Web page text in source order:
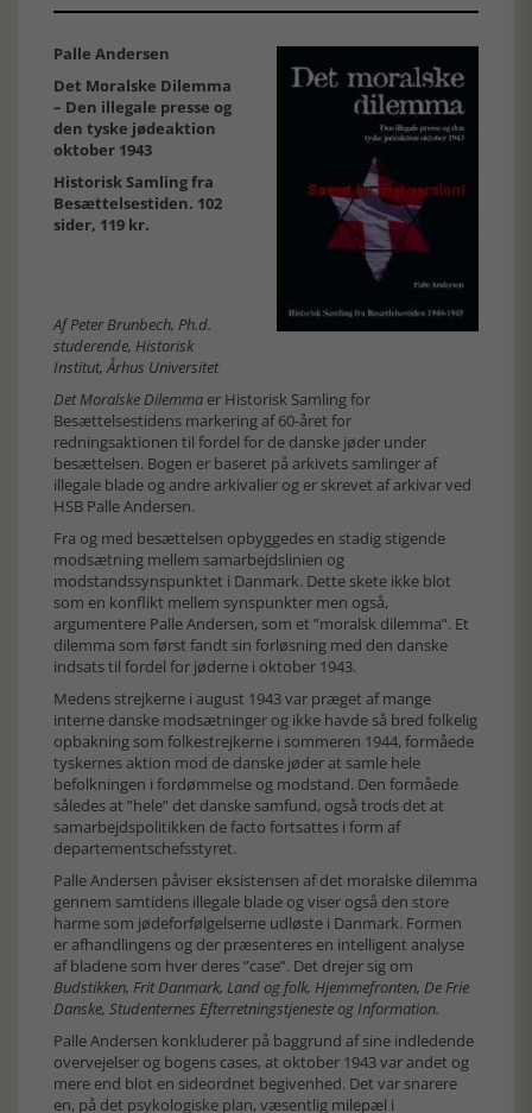
Palle Andersen
Det Moralske Dilemma
– Den illegale presse og
den tyske jødeaktion
oktober 1943
Historisk Samling fra
Besættelsestiden. 102
sider, 119 kr.
Af Peter Brunbech, Ph.d.
studerende, Historisk
Institut, Århus Universitet
Det Moralske Dilemma er Historisk Samling for
Besættelsestidens markering af 60-året for
redningsaktionen til fordel for de danske jøder under
besættelsen. Bogen er baseret på arkivets samlinger af
illegale blade og andre arkivalier og er skrevet af arkivar ved
HSB Palle Andersen.
Fra og med besættelsen opbyggedes en stadig stigende
modsætning mellem samarbejdslinien og
modstandssynspunktet i Danmark. Dette skete ikke blot
som en konflikt mellem synspunkter men også,
argumentere Palle Andersen, som et ”moralsk dilemma”. Et
dilemma som først fandt sin forløsning med den danske
indsats til fordel for jøderne i oktober 1943.
Medens strejkerne i august 1943 var præget af mange
interne danske modsætninger og ikke havde så bred folkelig
opbakning som folkestrejkerne i sommeren 1944, formåede
tyskernes aktion mod de danske jøder at samle hele
befolkningen i fordømmelse og modstand. Den formåede
således at ”hele” det danske samfund, også trods det at
samarbejdspolitikken de facto fortsattes i form af
departementschefsstyret.
Palle Andersen påviser eksistensen af det moralske dilemma
gennem samtidens illegale blade og viser også den store
harme som jødeforfølgelserne udløste i Danmark. Formen
er afhandlingens og der præsenteres en intelligent analyse
af bladene som hver deres ”case”. Det drejer sig om
Budstikken, Frit Danmark, Land og folk, Hjemmefronten, De Frie
Danske, Studenternes Efterretningstjeneste og Information.
Palle Andersen konkluderer på baggrund af sine indledende
overvejelser og bogens cases, at oktober 1943 var andet og
mere end blot en sideordnet begivenhed. Det var snarere
en, på det psykologiske plan, væsentlig milepæl i